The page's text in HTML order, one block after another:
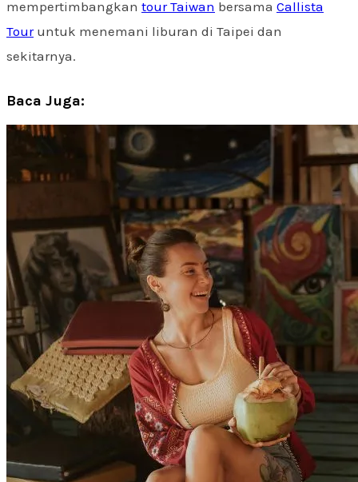
mempertimbangkan tour Taiwan bersama Callista
Touruntuk menemani liburan di Taipei dan
sekitarnya.
Baca Juga: